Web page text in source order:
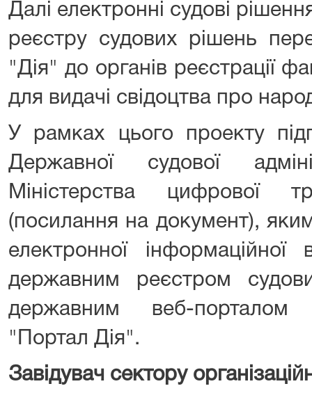
Далі електронні судові
реєстру судових рішень
"Дія" до органів реєстрації
для видачі свідоцтва про
У рамках цього проекту
Державної судової
Міністерства цифрової
(посилання на документ),
електронної
державним реєстром
державним веб-порталом
"Портал Дія".
Завідувач сектору